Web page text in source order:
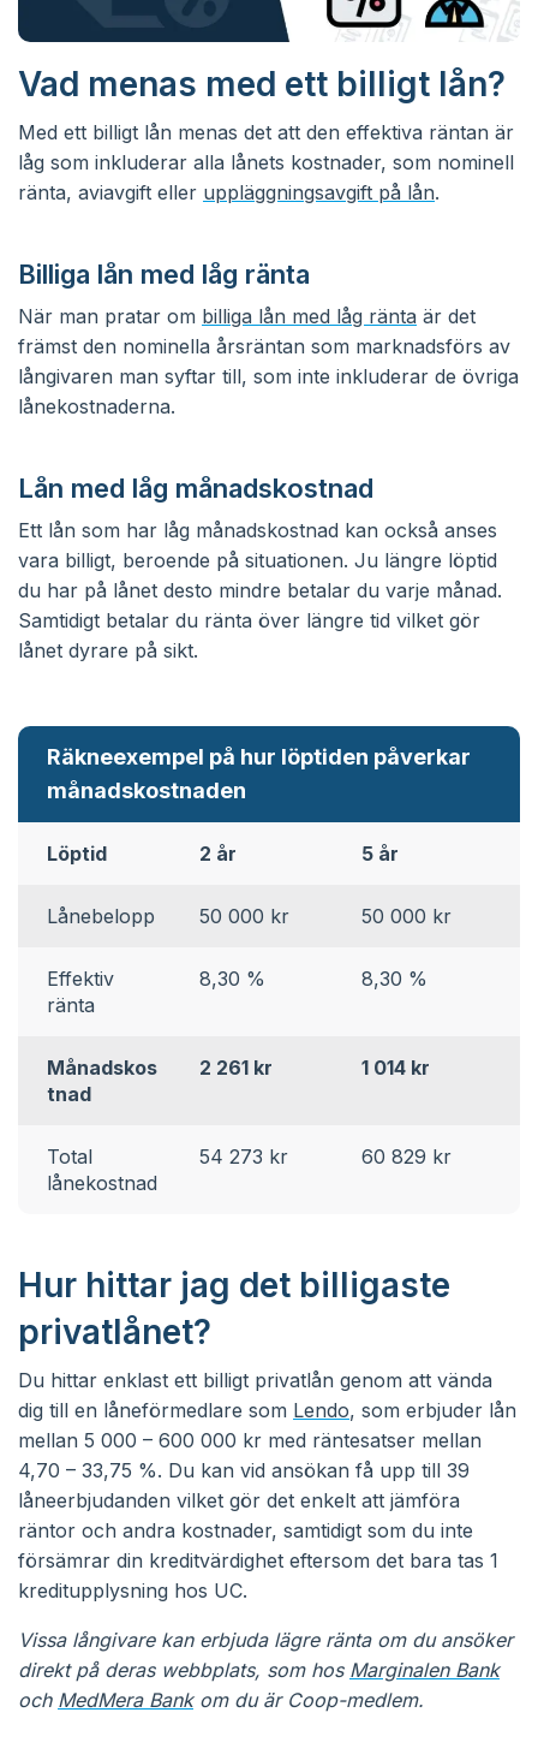
Vad menas med ett billigt lån?
Med ett billigt lån menas det att den effektiva räntan är
låg som inkluderar alla lånets kostnader, som nominell
ränta, aviavgift eller uppläggningsavgift på lån.
Billiga lån med låg ränta
När man pratar om billiga lån med låg ränta är det
främst den nominella årsräntan som marknadsförs av
långivaren man syftar till, som inte inkluderar de övriga
lånekostnaderna.
Lån med låg månadskostnad
Ett lån som har låg månadskostnad kan också anses
vara billigt, beroende på situationen. Ju längre löptid
du har på lånet desto mindre betalar du varje månad.
Samtidigt betalar du ränta över längre tid vilket gör
lånet dyrare på sikt.
Löptid 2 år 5 år
Lånebelopp 50 000 kr 50 000 kr
Effektiv
ränta
8,30 % 8,30 %
Månadskos
tnad
2 261 kr 1 014 kr
Total
lånekostnad
54 273 kr 60 829 kr
Räkneexempel på hur löptiden påverkar
månadskostnaden
Hur hittar jag det billigaste
privatlånet?
Du hittar enklast ett billigt privatlån genom att vända
dig till en låneförmedlare som Lendo, som erbjuder lån
mellan 5 000 – 600 000 kr med räntesatser mellan
4,70 – 33,75 %. Du kan vid ansökan få upp till 39
låneerbjudanden vilket gör det enkelt att jämföra
räntor och andra kostnader, samtidigt som du inte
försämrar din kreditvärdighet eftersom det bara tas 1
kreditupplysning hos UC.
Vissa långivare kan erbjuda lägre ränta om du ansöker
direkt på deras webbplats, som hos Marginalen Bank
och MedMera Bankom du är Coop-medlem.